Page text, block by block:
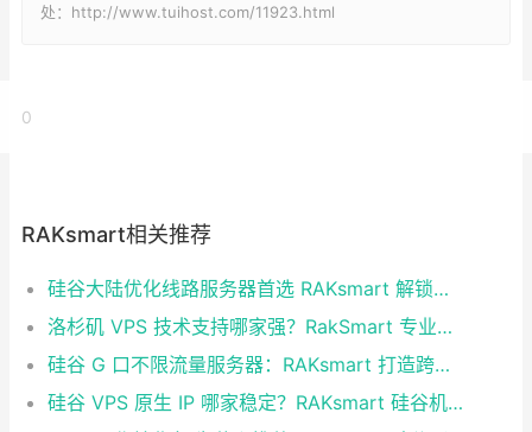
处：http://www.tuihost.com/11923.html
0
RAKsmart相关推荐
硅谷大陆优化线路服务器首选 RAKsmart 解锁跨境业务高速通道
洛杉矶 VPS 技术支持哪家强？RakSmart 专业服务省心又靠谱
硅谷 G 口不限流量服务器：RAKsmart 打造跨境业务高效算力底座
硅谷 VPS 原生 IP 哪家稳定？RAKsmart 硅谷机房深度评测